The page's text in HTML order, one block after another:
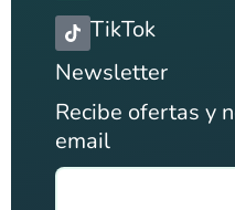
TikTok
Newsletter
Recibe ofertas y
email